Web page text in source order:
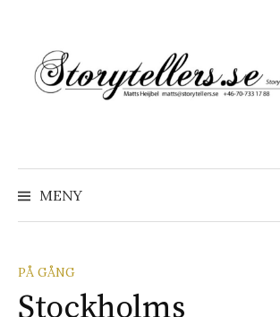
innehåll
MENY
PÅ GÅNG
Stockholms